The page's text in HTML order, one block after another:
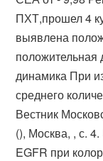
ПХТ,прошел 4
выявлена
положительная
динамика При
среднего
Вестник
(), Москва, , с.
EGFR при